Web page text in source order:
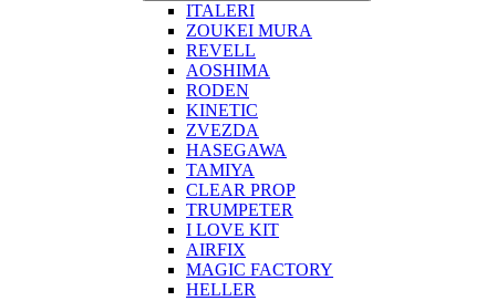
ITALERI
ZOUKEI MURA
REVELL
AOSHIMA
RODEN
KINETIC
ZVEZDA
HASEGAWA
TAMIYA
CLEAR PROP
TRUMPETER
I LOVE KIT
AIRFIX
MAGIC FACTORY
HELLER